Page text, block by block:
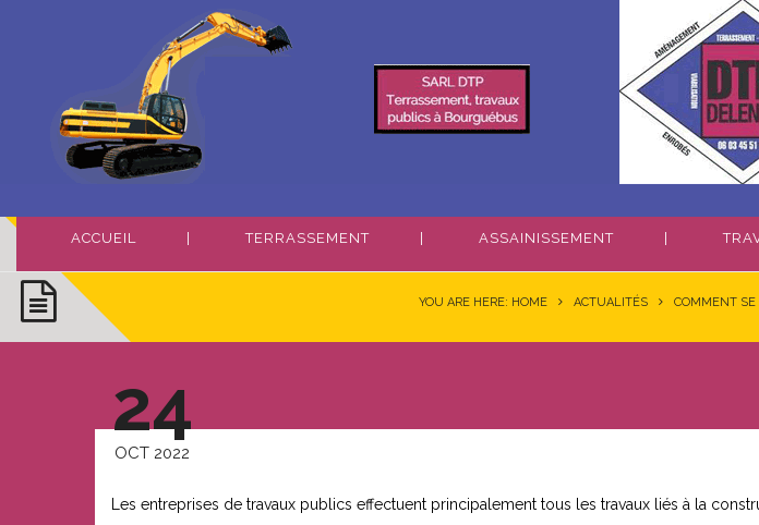
ACCUEIL TERRASSEMENT ASSAINISSEMENT
YOU ARE HERE: HOME ACTUALITÉS COMMENT SE
24
OCT 2022
Les entreprises de travaux publics effectuent principalement tous les travaux liés à la